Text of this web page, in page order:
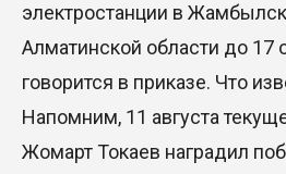
электростанции в
Алматинской области до 17
говорится в приказе. Что
Напомним, 11 августа
Жомарт Токаев наградил